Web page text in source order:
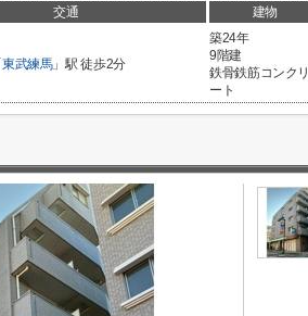
交通 建物
東武練馬」駅 徒歩2分
築24年
9階建
鉄骨鉄筋コンクリ
ート